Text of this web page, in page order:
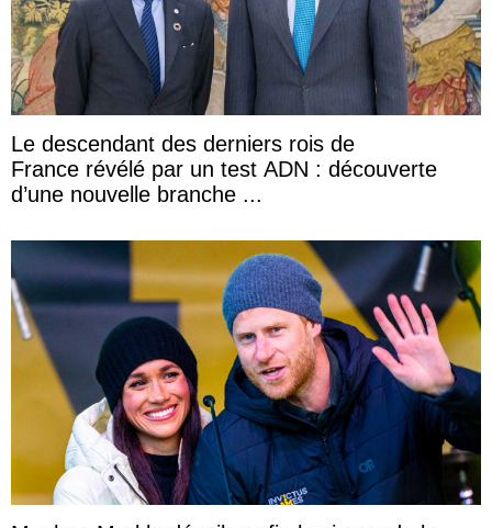
Le descendant des derniers rois de
France révélé par un test ADN : découverte
d’une nouvelle branche ...